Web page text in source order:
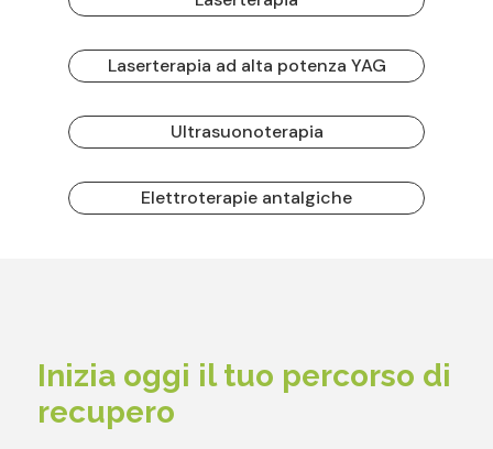
Laserterapia ad alta potenza YAG
Ultrasuonoterapia
Elettroterapie antalgiche
Inizia oggi il tuo percorso di
recupero